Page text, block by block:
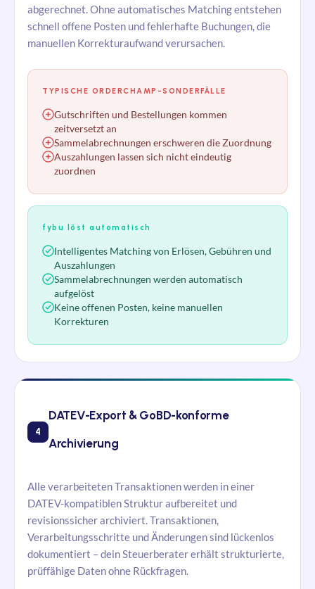
abgerechnet. Ohne automatisches Matching entstehen
schnell offene Posten und fehlerhafte Buchungen, die
manuellen Korrekturaufwand verursachen.
TYPISCHE ORDERCHAMP-SONDERFÄLLE
Gutschriften und Bestellungen kommen
zeitversetzt an
Sammelabrechnungen erschweren die Zuordnung
Auszahlungen lassen sich nicht eindeutig
zuordnen
fybu löst automatisch
Intelligentes Matching von Erlösen, Gebühren und
Auszahlungen
Sammelabrechnungen werden automatisch
aufgelöst
Keine offenen Posten, keine manuellen
Korrekturen
4
DATEV-Export & GoBD-konforme
Archivierung
Alle verarbeiteten Transaktionen werden in einer
DATEV-kompatiblen Struktur aufbereitet und
revisionssicher archiviert. Transaktionen,
Verarbeitungsschritte und Änderungen sind lückenlos
dokumentiert – dein Steuerberater erhält strukturierte,
prüffähige Daten ohne Rückfragen.